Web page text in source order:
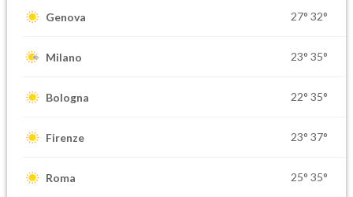
Genova 27° 32°
Milano 23° 35°
Bologna 22° 35°
Firenze 23° 37°
Roma 25° 35°